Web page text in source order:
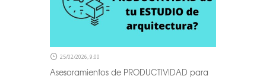
25/02/2026, 9:00
Asesoramientos de PRODUCTIVIDAD para